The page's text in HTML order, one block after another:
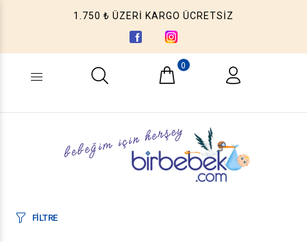
1.750 ₺ ÜZERİ KARGO ÜCRETSİZ
Ne aramıştınız? (Ürün, Kategori ...)
0
FİLTRE